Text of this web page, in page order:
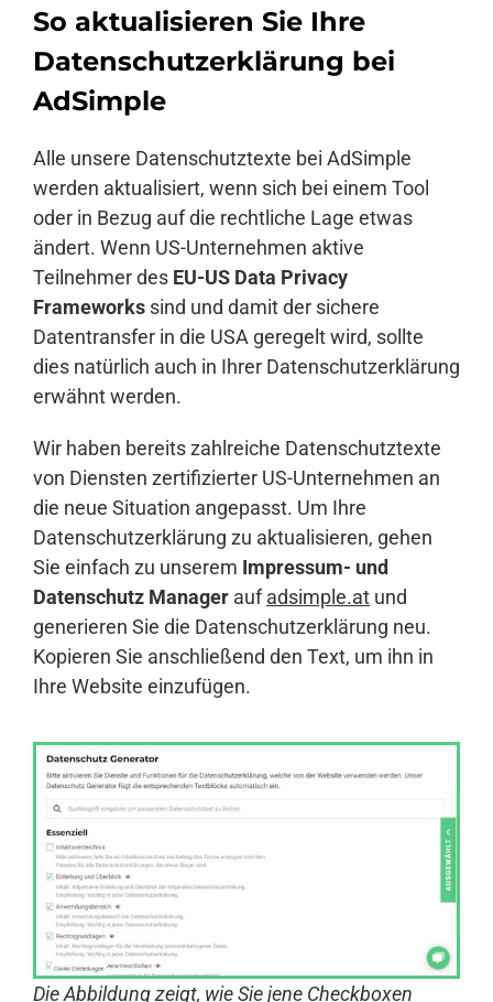
So aktualisieren Sie Ihre
Datenschutzerklärung bei
AdSimple
Alle unsere Datenschutztexte bei AdSimple
werden aktualisiert, wenn sich bei einem Tool
oder in Bezug auf die rechtliche Lage etwas
ändert. Wenn US-Unternehmen aktive
Teilnehmer des EU-US Data Privacy
Frameworks sind und damit der sichere
Datentransfer in die USA geregelt wird, sollte
dies natürlich auch in Ihrer Datenschutzerklärung
erwähnt werden.
Wir haben bereits zahlreiche Datenschutztexte
von Diensten zertifizierter US-Unternehmen an
die neue Situation angepasst. Um Ihre
Datenschutzerklärung zu aktualisieren, gehen
Sie einfach zu unserem Impressum- und
Datenschutz Manager aufadsimple.at und
generieren Sie die Datenschutzerklärung neu.
Kopieren Sie anschließend den Text, um ihn in
Ihre Website einzufügen.
Die Abbildung zeigt, wie Sie jene Checkboxen